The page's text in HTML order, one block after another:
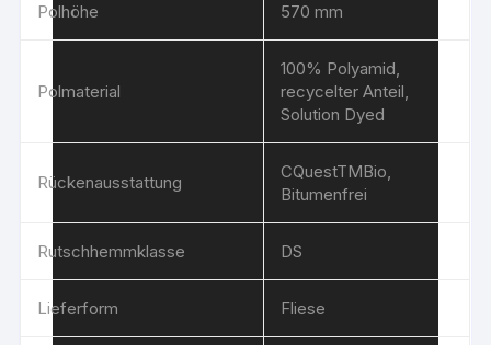
Polhöhe 570 mm
Polmaterial
100% Polyamid,
recycelter Anteil,
Solution Dyed
Rückenausstattung
CQuestTMBio,
Bitumenfrei
Rutschhemmklasse DS
Lieferform Fliese